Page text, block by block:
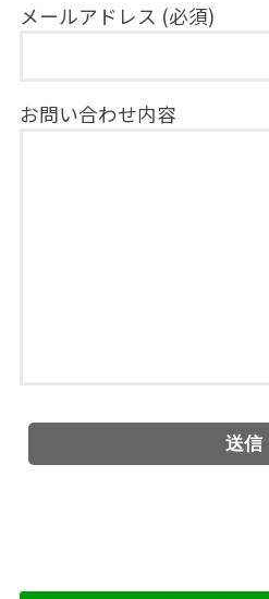
メールアドレス (必須)
お問い合わせ内容